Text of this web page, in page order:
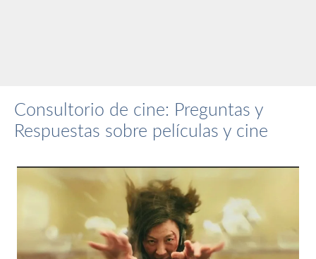
Consultorio de cine: Preguntas y
Respuestas sobre películas y cine